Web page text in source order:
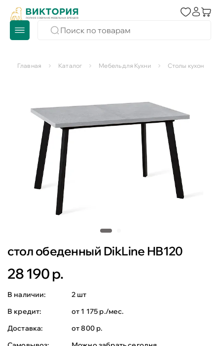
Главная Каталог Мебель для Кухни Столы кухонные
cтол обеденный DikLine HB120
28 190 р.
В наличии:
2 шт
В кредит:
от 1 175 р./мес.
Доставка:
от 800 р.